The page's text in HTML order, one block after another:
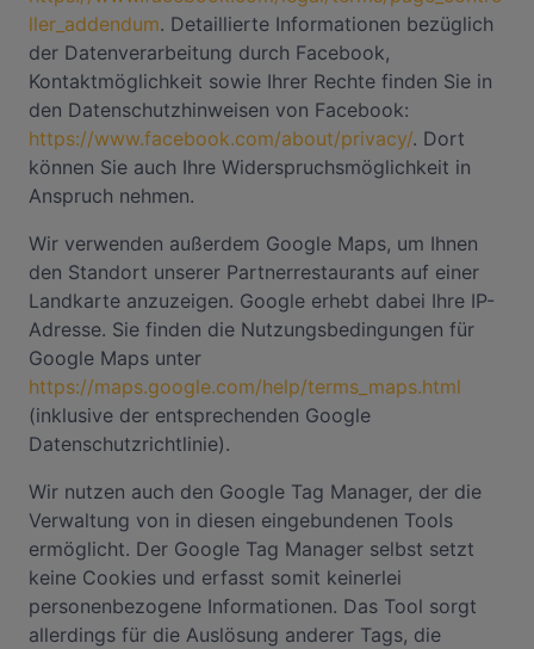
ller_addendum. Detaillierte Informationen bezüglich
der Datenverarbeitung durch Facebook,
Kontaktmöglichkeit sowie Ihrer Rechte finden Sie in
den Datenschutzhinweisen von Facebook:
https://www.facebook.com/about/privacy/. Dort
können Sie auch Ihre Widerspruchsmöglichkeit in
Anspruch nehmen.
Wir verwenden außerdem Google Maps, um Ihnen
den Standort unserer Partnerrestaurants auf einer
Landkarte anzuzeigen. Google erhebt dabei Ihre IP-
Adresse. Sie finden die Nutzungsbedingungen für
Google Maps unter
https://maps.google.com/help/terms_maps.html
(inklusive der entsprechenden Google
Datenschutzrichtlinie).
Wir nutzen auch den Google Tag Manager, der die
Verwaltung von in diesen eingebundenen Tools
ermöglicht. Der Google Tag Manager selbst setzt
keine Cookies und erfasst somit keinerlei
personenbezogene Informationen. Das Tool sorgt
allerdings für die Auslösung anderer Tags, die